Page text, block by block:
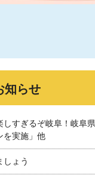
知らせ
しすぎるぞ岐阜！岐阜
を実施」他
しょう